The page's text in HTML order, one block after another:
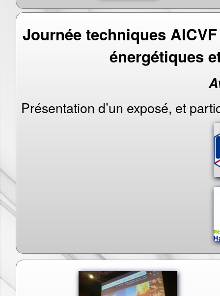
Journée techniques
énergétiques
Présentation d’un exposé, et